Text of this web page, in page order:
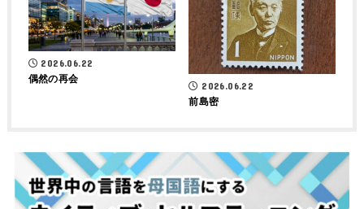
2026.06.22
偶然の再会
2026.06.22
前島密